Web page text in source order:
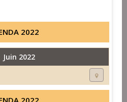
2022
Juin 2022